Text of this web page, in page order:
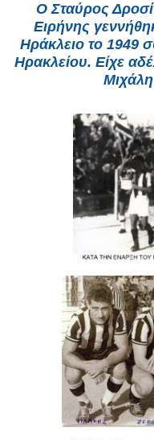
Ο Σταύρος
Ειρήνης
Ηράκλειο το 1949
Ηρακλείου. Είχε